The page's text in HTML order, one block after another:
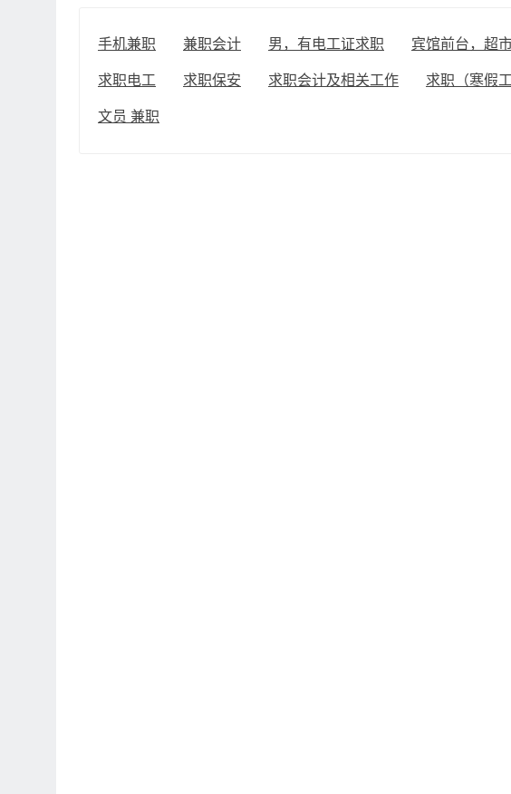
手机兼职 兼职会计 男，有电工证求职 宾馆前台，超
求职电工 求职保安 求职会计及相关工作 求职（寒假工
文员 兼职